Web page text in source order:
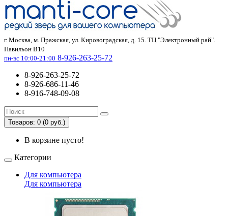
г. Москва, м. Пражская, ул. Кировоградская, д. 15. ТЦ "Электронный рай".
Павильон В10
пн-вс 10:00-21:00 8-926-263-25-72
8-926-263-25-72
8-926-686-11-46
8-916-748-09-08
Товаров: 0 (0 руб.)
В корзине пусто!
Категории
Для компьютера
Для компьютера